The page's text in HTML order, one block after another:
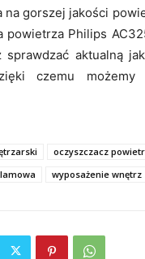
gorszej jakości
powietrza Philips
sprawdzać aktualną
czemu
oczyszczacz
wyposażenie wnętrz